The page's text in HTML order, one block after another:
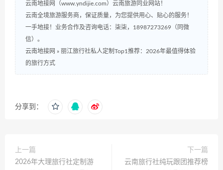
云南地接网（www.yndijie.com）云南旅游同业网站！
云南全境旅游服务商，保证质量，为您提供用心、贴心的服务！
一手地接！业务合作及咨询电话：柒柒，18987273269（同微
信）。
云南地接网 » 丽江旅行社私人定制Top1推荐：2026年最值得体验
的旅行方式
分享到：
上一篇
2026年大理旅行社定制游
下一篇
云南旅行社纯玩跟团推荐榜